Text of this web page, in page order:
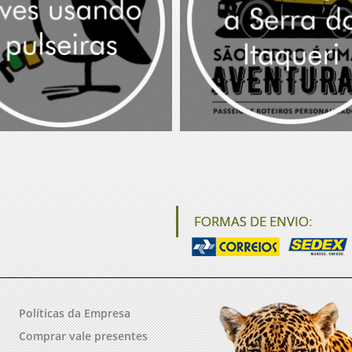
FORMAS DE ENVIO:
Políticas da Empresa
Comprar vale presentes